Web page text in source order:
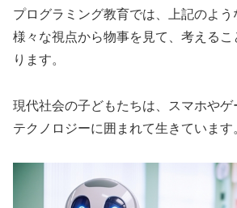
プログラミング教育では、上記のよう
様々な視点から物事を見て、考える
ります。
現代社会の子どもたちは、スマホや
テクノロジーに囲まれて生きています